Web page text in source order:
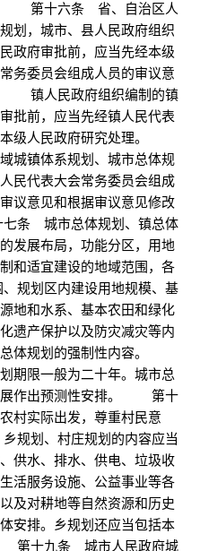
第十六条 省、自治区人
划，城市、县人民政府组织
政府审批前，应当先经本级
务委员会组成人员的审议意
镇人民政府组织编制的镇
批前，应当先经镇人民代表
本级人民政府研究处理。
城镇体系规划、城市总体规
民代表大会常务委员会组成
议意见和根据审议意见修改
条 城市总体规划、镇总体
发展布局，功能分区，用地
和适宜建设的地域范围，各
划区内建设用地规模、基
地和水系、基本农田和绿化
遗产保护以及防灾减灾等内
总体规划的强制性内容。
期限一般为二十年。城市总
展作出预测性安排。 第十
村实际出发，尊重村民意
划、村庄规划的内容应当
供水、排水、供电、垃圾收
活服务设施、公益事业等各
及对耕地等自然资源和历史
安排。乡规划还应当包括本
第十九条 城市人民政府城